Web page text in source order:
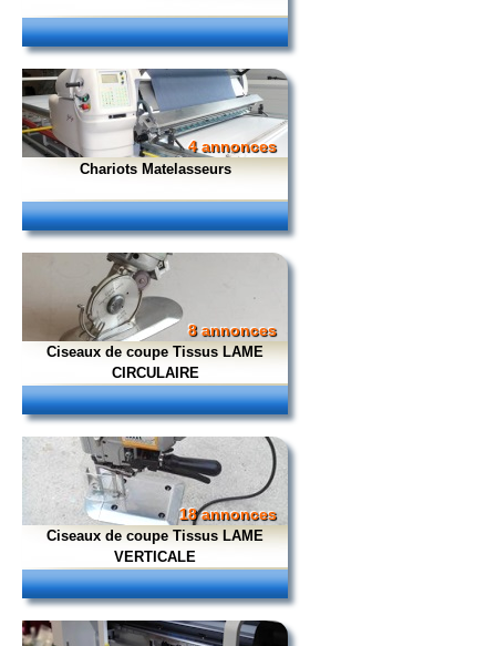
4 annonces
Chariots Matelasseurs
8 annonces
Ciseaux de coupe Tissus LAME
CIRCULAIRE
18 annonces
Ciseaux de coupe Tissus LAME
VERTICALE